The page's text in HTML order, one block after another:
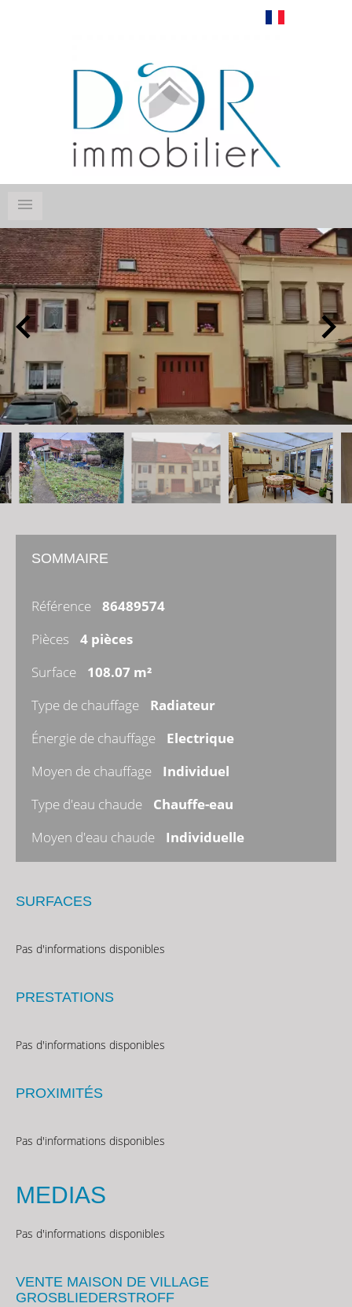
SOMMAIRE
Référence
86489574
Pièces
4 pièces
Surface
108.07 m²
Type de chauffage
Radiateur
Énergie de chauffage
Electrique
Moyen de chauffage
Individuel
Type d'eau chaude
Chauffe-eau
Moyen d'eau chaude
Individuelle
SURFACES
Pas d'informations disponibles
PRESTATIONS
Pas d'informations disponibles
PROXIMITÉS
Pas d'informations disponibles
MEDIAS
Pas d'informations disponibles
VENTE MAISON DE VILLAGE
GROSBLIEDERSTROFF